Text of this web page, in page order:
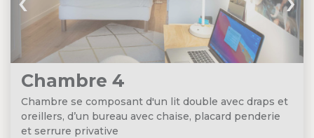
Chambre 4
Chambre se composant d'un lit double avec draps et
oreillers, d’un bureau avec chaise, placard penderie
et serrure privative